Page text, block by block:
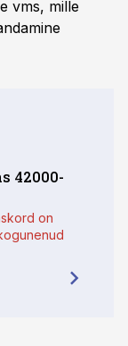
vms, mille
42000-
on